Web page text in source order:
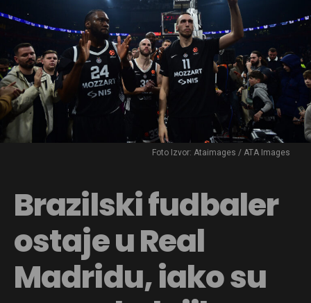
Foto Izvor: Ataimages / ATA Images
Brazilski fudbaler
ostaje u Real
Madridu, iako su